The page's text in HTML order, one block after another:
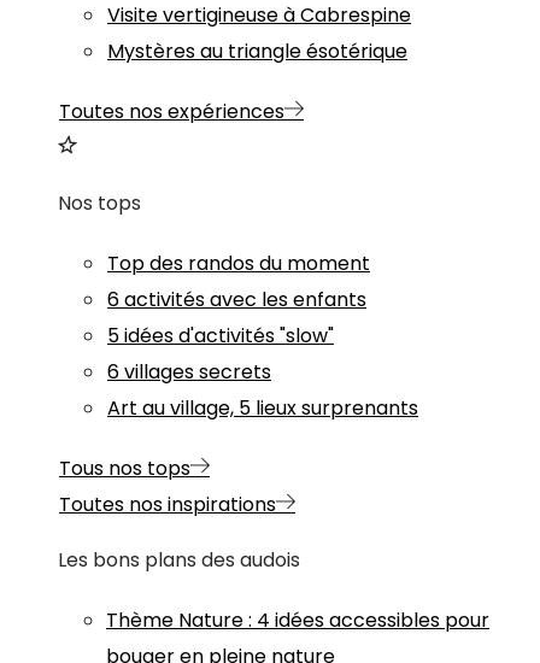
Visite vertigineuse à Cabrespine
Mystères au triangle ésotérique
Toutes nos expériences
Nos tops
Top des randos du moment
6 activités avec les enfants
5 idées d'activités "slow"
6 villages secrets
Art au village, 5 lieux surprenants
Tous nos tops
Toutes nos inspirations
Les bons plans des audois
Thème Nature: 4 idées accessibles pour
bouger en pleine nature